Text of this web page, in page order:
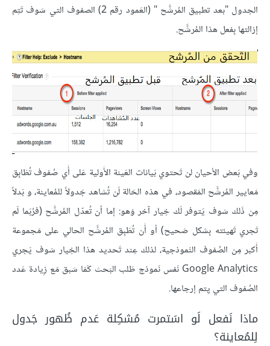
الجدول "بعد تطبيق المُرشَّح " (العَمود رقم 2) الصفوف التي سَوف تَتِم
إزالتها بِفعل هذا المُرشَّح.
وفي بَعض الأحيان لن تَحتوي بَيانات العَينة الأَولية عَلى أَي صُفوف تُطَابِق
مَعايير المُرشَّح المَقصود، في هذه الحَالة لَن تُشاهد جَدولاً للمُعاينة، و بَدلاً
مِن ذَلك سَوف يَتوفر لَك خِيار آخر وَهو: إما أن تُعدّل المُرشَّح (فرُبَما لَم
تَجري تَهيئته بِشكل صَحيح) أو أَن تُطَبِق المُرشَّح الحالي على مَجموعة
أَكبر مِن الصُفوف النَموذجية، لذلك عِند تَحديد هذا الخِيار سَوف يَجري
Google Analytics نَفس نَموذج طَلب البَحث كَمَا سَبق مَع زِيادة عَدد
الصُفوف التي يِتم إرجاعها.
ماذا نَفعل لَو اسَتمرت مُشكِلة عَدم ظُهور جَدول
لِلمُعاينة؟